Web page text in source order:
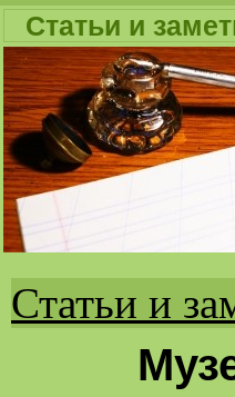
Статьи и
Вы
Статьи и